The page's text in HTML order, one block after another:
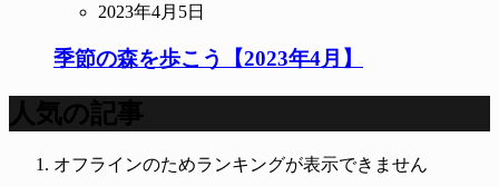
2023年4月5日
季節の森を歩こう【2023年4月】
人気の記事
オフラインのためランキングが表示できません